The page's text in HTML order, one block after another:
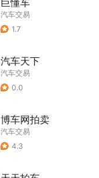
巨懂车
汽车交易
1.7
汽车天下
汽车交易
0.0
博车网拍卖
汽车交易
4.3